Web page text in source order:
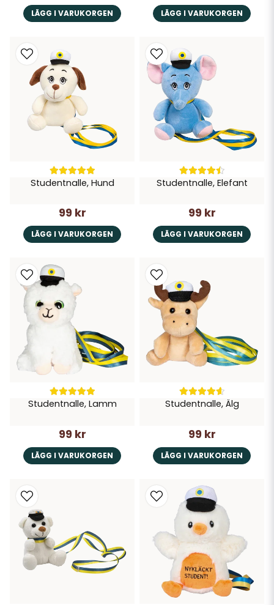
LÄGG I VARUKORGEN LÄGG I VARUKORGEN
Studentnalle, Hund
99 kr
LÄGG I VARUKORGEN
Studentnalle, Elefant
99 kr
LÄGG I VARUKORGEN
Studentnalle, Lamm
99 kr
LÄGG I VARUKORGEN
Studentnalle, Älg
99 kr
LÄGG I VARUKORGEN